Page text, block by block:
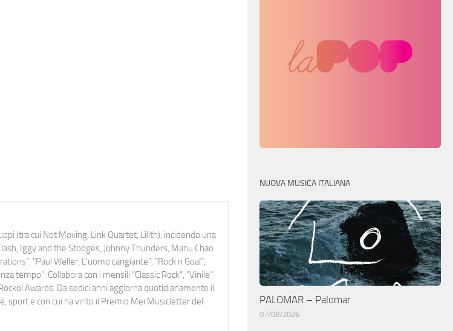
(tra cui Not Moving, Link Quartet, Lilith), incidendo una
Iggy and the Stooges, Johnny Thunders, Manu Chao
"Paul Weller, L’uomo cangiante", "Rock n Goal",
tempo". Collabora con i mensili “Classic Rock”, "Vinile"
Awards. Da sedici anni aggiorna quotidianamente il
sport e con cui ha vinto il Premio Mei Musicletter del
NUOVA MUSICA ITALIANA
PALOMAR – Palomar
07/08/2026